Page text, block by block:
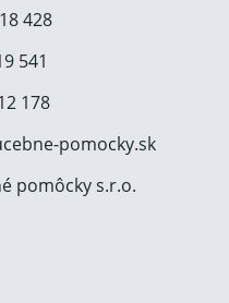
428
541
178
pomocky.sk
pomôcky s.r.o.